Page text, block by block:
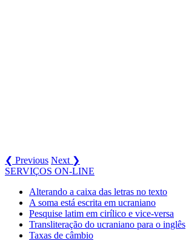
❮ Previous Next ❯
SERVIÇOS ON-LINE
Alterando a caixa das letras no texto
A soma está escrita em ucraniano
Pesquise latim em cirílico e vice-versa
Transliteração do ucraniano para o inglês
Taxas de câmbio